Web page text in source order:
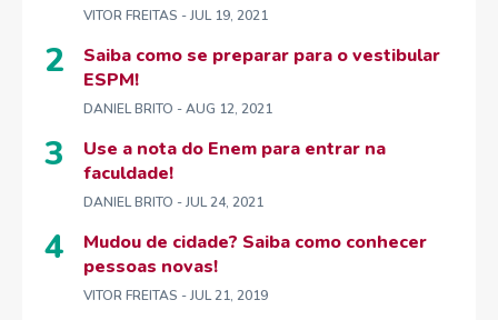
VITOR FREITAS - JUL 19, 2021
Saiba como se preparar para o vestibular
ESPM!
DANIEL BRITO - AUG 12, 2021
Use a nota do Enem para entrar na
faculdade!
DANIEL BRITO - JUL 24, 2021
Mudou de cidade? Saiba como conhecer
pessoas novas!
VITOR FREITAS - JUL 21, 2019